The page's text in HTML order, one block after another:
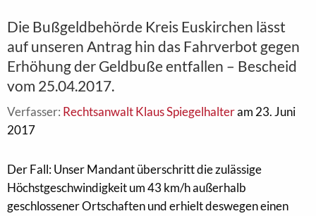
Die Bußgeldbehörde Kreis Euskirchen lässt
auf unseren Antrag hin das Fahrverbot gegen
Erhöhung der Geldbuße entfallen – Bescheid
vom 25.04.2017.
Verfasser: Rechtsanwalt Klaus Spiegelhalteram 23. Juni
2017
Der Fall: Unser Mandant überschritt die zulässige
Höchstgeschwindigkeit um 43 km/h außerhalb
geschlossener Ortschaften und erhielt deswegen einen